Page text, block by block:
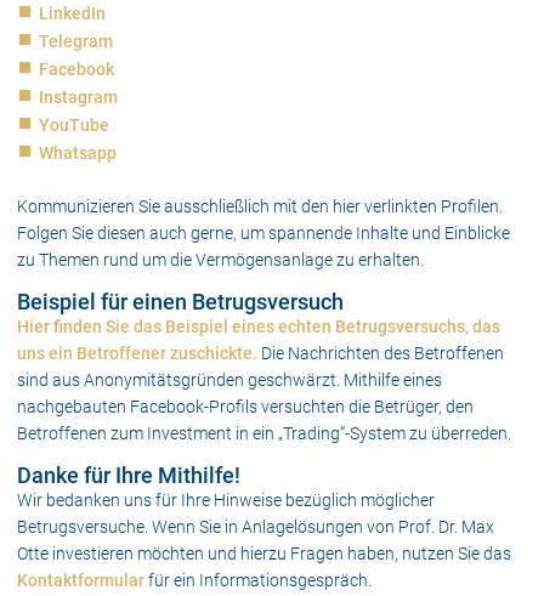
LinkedIn
Telegram
Facebook
Instagram
YouTube
Whatsapp
Kommunizieren Sie ausschließlich mit den hier verlinkten Profilen.
Folgen Sie diesen auch gerne, um spannende Inhalte und Einblicke
zu Themen rund um die Vermögensanlage zu erhalten.
Beispiel für einen Betrugsversuch
Hier finden Sie das Beispiel eines echten Betrugsversuchs, das
uns ein Betroffener zuschickte. Die Nachrichten des Betroffenen
sind aus Anonymitätsgründen geschwärzt. Mithilfe eines
nachgebauten Facebook-Profils versuchten die Betrüger, den
Betroffenen zum Investment in ein „Trading“-System zu überreden.
Danke für Ihre Mithilfe!
Wir bedanken uns für Ihre Hinweise bezüglich möglicher
Betrugsversuche. Wenn Sie in Anlagelösungen von Prof. Dr. Max
Otte investieren möchten und hierzu Fragen haben, nutzen Sie das
Kontaktformularfür ein Informationsgespräch.